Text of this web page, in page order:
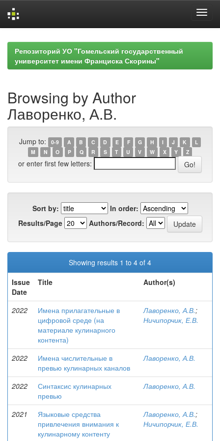
navigationРепозиторий УО "Гомельский государственный
университет имени Франциска Скорины"
Browsing by Author
Лаворенко, А.В.
Jump to: 0-9 A B C D E F G H I J K
L
M
N O P Q R S T U V W X Y Z
or enter first few letters:
Sort by:
In order:
Results/Page
Authors/Record:
Showing results 1 to 4 of 4
Issue
Date
Title Author(s)
2022
Имена прилагательные в
цифровой среде (на
материале кулинарного
контента)
Лаворенко, А.В.;
Ничипорчик, Е.В.
2022
Имена числительные в
превью кулинарных каналов
Лаворенко, А.В.
2022
Синтаксис кулинарных
превью
Лаворенко, А.В.
2021
Языковые средства
привлечения внимания к
кулинарному контенту
Лаворенко, А.В.;
Ничипорчик, Е.В.